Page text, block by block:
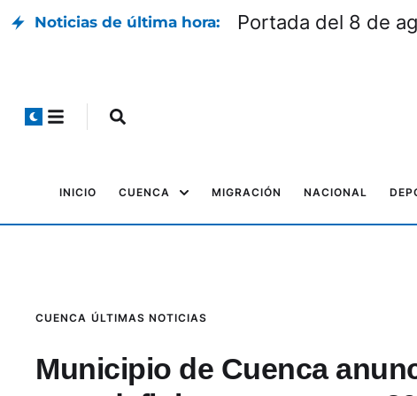
Noticias de última hora: Portada del 8 de
INICIO CUENCA MIGRACIÓN NACIONAL
CUENCA ÚLTIMAS NOTICIAS
Municipio de Cuenca